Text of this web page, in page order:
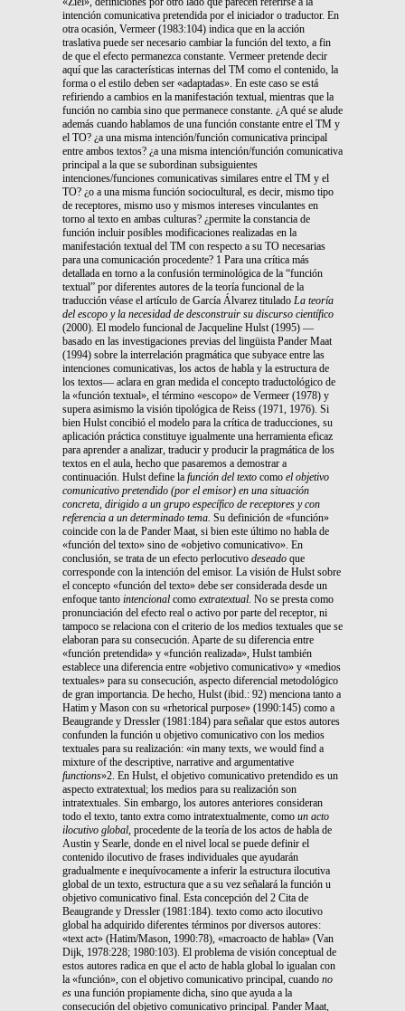
intención comunicativa pretendida por el iniciador o traductor. En
otra ocasión, Vermeer (1983:104) indica que en la acción
traslativa puede ser necesario cambiar la función del texto, a fin
de que el efecto permanezca constante. Vermeer pretende decir
aquí que las características internas del TM como el contenido, la
forma o el estilo deben ser «adaptadas». En este caso se está
refiriendo a cambios en la manifestación textual, mientras que la
función no cambia sino que permanece constante. ¿A qué se alude
además cuando hablamos de una función constante entre el TM y
el TO? ¿a una misma intención/función comunicativa principal
entre ambos textos? ¿a una misma intención/función comunicativa
principal a la que se subordinan subsiguientes
intenciones/funciones comunicativas similares entre el TM y el
TO? ¿o a una misma función sociocultural, es decir, mismo tipo
de receptores, mismo uso y mismos intereses vinculantes en
torno al texto en ambas culturas? ¿permite la constancia de
función incluir posibles modificaciones realizadas en la
manifestación textual del TM con respecto a su TO necesarias
para una comunicación procedente? 1 Para una crítica más
detallada en torno a la confusión terminológica de la “función
textual” por diferentes autores de la teoría funcional de la
traducción véase el artículo de García Álvarez titulado La teoría
del escopo y la necesidad de desconstruir su discurso científico
(2000). El modelo funcional de Jacqueline Hulst (1995) —
basado en las investigaciones previas del lingüista Pander Maat
(1994) sobre la interrelación pragmática que subyace entre las
intenciones comunicativas, los actos de habla y la estructura de
los textos— aclara en gran medida el concepto traductológico de
la «función textual», el término «escopo» de Vermeer (1978) y
supera asimismo la visión tipológica de Reiss (1971, 1976). Si
bien Hulst concibió el modelo para la crítica de traducciones, su
aplicación práctica constituye igualmente una herramienta eficaz
para aprender a analizar, traducir y producir la pragmática de los
textos en el aula, hecho que pasaremos a demostrar a
continuación. Hulst define la función del texto como el objetivo
comunicativo pretendido (por el emisor) en una situación
concreta, dirigido a un grupo específico de receptores y con
referencia a un determinado tema. Su definición de «función»
coincide con la de Pander Maat, si bien este último no habla de
«función del texto» sino de «objetivo comunicativo». En
conclusión, se trata de un efecto perlocutivo deseado que
corresponde con la intención del emisor. La visión de Hulst sobre
el concepto «función del texto» debe ser considerada desde un
enfoque tanto intencional como extratextual. No se presta como
pronunciación del efecto real o activo por parte del receptor, ni
tampoco se relaciona con el criterio de los medios textuales que se
elaboran para su consecución. Aparte de su diferencia entre
«función pretendida» y «función realizada», Hulst también
establece una diferencia entre «objetivo comunicativo» y «medios
textuales» para su consecución, aspecto diferencial metodológico
de gran importancia. De hecho, Hulst (ibid.: 92) menciona tanto a
Hatim y Mason con su «rhetorical purpose» (1990:145) como a
Beaugrande y Dressler (1981:184) para señalar que estos autores
confunden la función u objetivo comunicativo con los medios
textuales para su realización: «in many texts, we would find a
mixture of the descriptive, narrative and argumentative
functions»2. En Hulst, el objetivo comunicativo pretendido es un
aspecto extratextual; los medios para su realización son
intratextuales. Sin embargo, los autores anteriores consideran
todo el texto, tanto extra como intratextualmente, como un acto
ilocutivo global, procedente de la teoría de los actos de habla de
Austin y Searle, donde en el nivel local se puede definir el
contenido ilocutivo de frases individuales que ayudarán
gradualmente e inequívocamente a inferir la estructura ilocutiva
global de un texto, estructura que a su vez señalará la función u
objetivo comunicativo final. Esta concepción del 2 Cita de
Beaugrande y Dressler (1981:184). texto como acto ilocutivo
global ha adquirido diferentes términos por diversos autores:
«text act» (Hatim/Mason, 1990:78), «macroacto de habla» (Van
Dijk, 1978:228; 1980:103). El problema de visión conceptual de
estos autores radica en que el acto de habla global lo igualan con
la «función», con el objetivo comunicativo principal, cuando no
es una función propiamente dicha, sino que ayuda a la
consecución del objetivo comunicativo principal. Pander Maat,